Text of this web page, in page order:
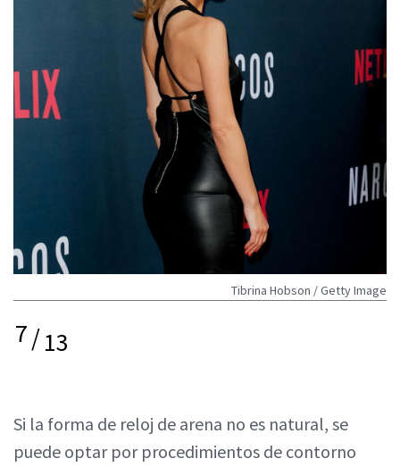
Tibrina Hobson / Getty Image
7/13
Si la forma de reloj de arena no es natural, se
puede optar por procedimientos de contorno